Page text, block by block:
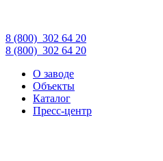
8 (800) 302 64 20
8 (800) 302 64 20
О заводе
Объекты
Каталог
Пресс-центр